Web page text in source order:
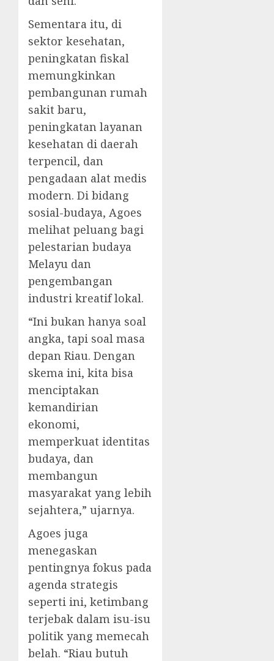
Sementara itu, di
sektor kesehatan,
peningkatan fiskal
memungkinkan
pembangunan rumah
sakit baru,
peningkatan layanan
kesehatan di daerah
terpencil, dan
pengadaan alat medis
modern. Di bidang
sosial-budaya, Agoes
melihat peluang bagi
pelestarian budaya
Melayu dan
pengembangan
industri kreatif lokal.
“Ini bukan hanya soal
angka, tapi soal masa
depan Riau. Dengan
skema ini, kita bisa
menciptakan
kemandirian
ekonomi,
memperkuat identitas
budaya, dan
membangun
masyarakat yang lebih
sejahtera,” ujarnya.
Agoes juga
menegaskan
pentingnya fokus pada
agenda strategis
seperti ini, ketimbang
terjebak dalam isu-isu
politik yang memecah
belah. “Riau butuh